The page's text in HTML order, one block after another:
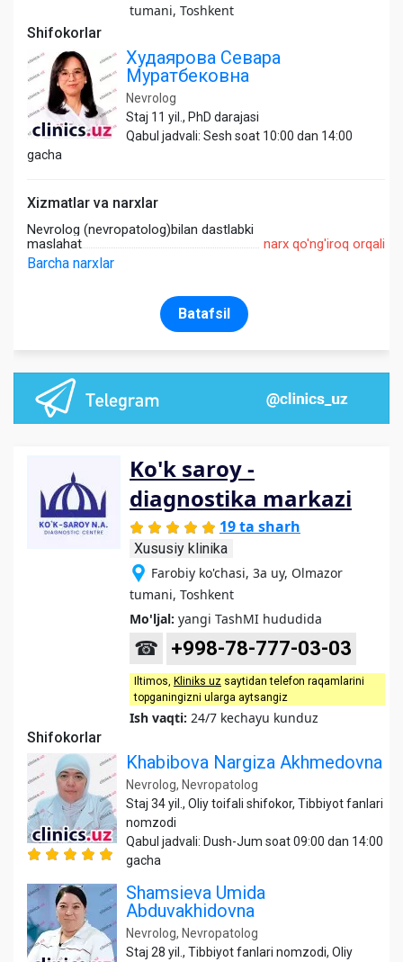
tumani, Toshkent
Shifokorlar
Худаярова Севара
Муратбековна
Nevrolog
Staj 11 yil., PhD darajasi
Qabul jadvali: Sesh soat 10:00 dan 14:00
gacha
Xizmatlar va narxlar
Nevrolog (nevropatolog)bilan dastlabki
maslahat
narx qo'ng'iroq orqali
Barcha narxlar
Batafsil
Ko'k saroy -
diagnostika markazi
19 ta sharh
Xususiy klinika
Farobiy ko'chasi, 3a uy, Olmazor
tumani, Toshkent
Mo'ljal: yangi TashMI hududida
☎ +998-78-777-03-03
Iltimos, Kliniks uz saytidan telefon raqamlarini
topganingizni ularga aytsangiz
Ish vaqti: 24/7 kechayu kunduz
Shifokorlar
Khabibova Nargiza Akhmedovna
Nevrolog, Nevropatolog
Staj 34 yil., Oliy toifali shifokor, Tibbiyot fanlari
nomzodi
Qabul jadvali: Dush-Jum soat 09:00 dan 14:00
gacha
Shamsieva Umida
Abduvakhidovna
Nevrolog, Nevropatolog
Staj 28 yil., Tibbiyot fanlari nomzodi, Oliy